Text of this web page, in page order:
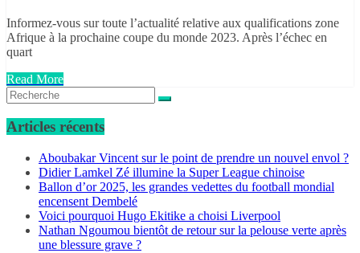
Informez-vous sur toute l’actualité relative aux qualifications zone
Afrique à la prochaine coupe du monde 2023. Après l’échec en
quart
Read More
Articles récents
Aboubakar Vincent sur le point de prendre un nouvel envol ?
Didier Lamkel Zé illumine la Super League chinoise
Ballon d’or 2025, les grandes vedettes du football mondial
encensent Dembelé
Voici pourquoi Hugo Ekitike a choisi Liverpool
Nathan Ngoumou bientôt de retour sur la pelouse verte après
une blessure grave ?